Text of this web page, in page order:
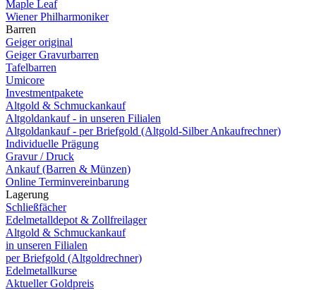
Maple Leaf
Wiener Philharmoniker
Barren
Geiger original
Geiger Gravurbarren
Tafelbarren
Umicore
Investmentpakete
Altgold & Schmuckankauf
Altgoldankauf - in unseren Filialen
Altgoldankauf - per Briefgold (Altgold-Silber Ankaufrechner)
Individuelle Prägung
Gravur / Druck
Ankauf (Barren & Münzen)
Online Terminvereinbarung
Lagerung
Schließfächer
Edelmetalldepot & Zollfreilager
Altgold & Schmuckankauf
in unseren Filialen
per Briefgold (Altgoldrechner)
Edelmetallkurse
Aktueller Goldpreis